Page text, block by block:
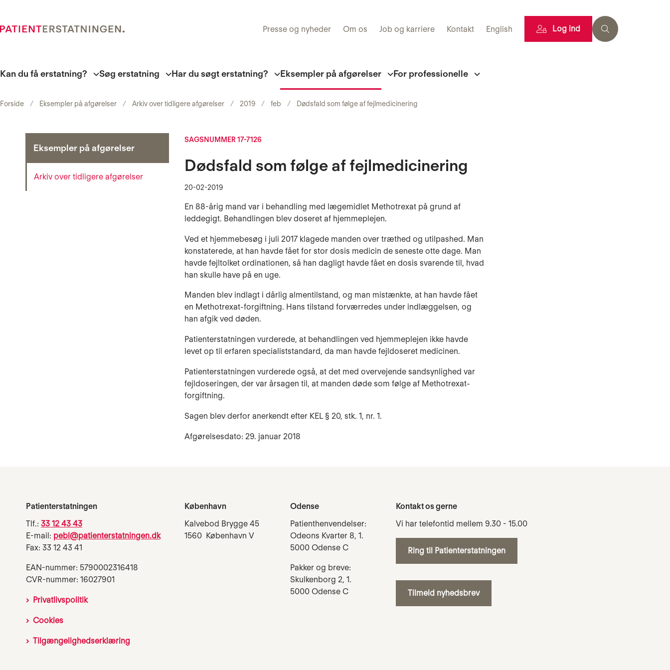
Presse og nyheder Om os Job og karriere Kontakt English Log ind
Kan du få erstatning? Søg erstatning Har du søgt erstatning? Eksempler på afgørelser For professionelle
Forside Eksempler på afgørelser Arkiv over tidligere afgørelser 2019 feb Dødsfald som følge af fejlmedicinering
Eksempler på afgørelser
Arkiv over tidligere afgørelser
SAGSNUMMER 17-7126
Dødsfald som følge af fejlmedicinering
20-02-2019
En 88-årig mand var i behandling med lægemidlet Methotrexat på grund af
leddegigt. Behandlingen blev doseret af hjemmeplejen.
Ved et hjemmebesøg i juli 2017 klagede manden over træthed og utilpashed. Man
konstaterede, at han havde fået for stor dosis medicin de seneste otte dage. Man
havde fejltolket ordinationen, så han dagligt havde fået en dosis svarende til, hvad
han skulle have på en uge.
Manden blev indlagt i dårlig almentilstand, og man mistænkte, at han havde fået
en Methotrexat-forgiftning. Hans tilstand forværredes under indlæggelsen, og
han afgik ved døden.
Patienterstatningen vurderede, at behandlingen ved hjemmeplejen ikke havde
levet op til erfaren specialiststandard, da man havde fejldoseret medicinen.
Patienterstatningen vurderede også, at det med overvejende sandsynlighed var
fejldoseringen, der var årsagen til, at manden døde som følge af Methotrexat-
forgiftning.
Sagen blev derfor anerkendt efter KEL § 20, stk. 1, nr. 1.
Afgørelsesdato: 29. januar 2018
Patienterstatningen
Tlf.: 33 12 43 43
E-mail: pebl@patienterstatningen.dk
Fax: 33 12 43 41
EAN-nummer: 5790002316418
CVR-nummer: 16027901
Privatlivspolitik
Cookies
Tilgængelighedserklæring
København
Kalvebod Brygge 45
1560 København V
Odense
Patienthenvendelser:
Odeons Kvarter 8, 1.
5000 Odense C
Pakker og breve:
Skulkenborg 2, 1.
5000 Odense C
Kontakt os gerne
Vi har telefontid mellem 9.30 - 15.00
Ring til Patienterstatningen
Tilmeld nyhedsbrev